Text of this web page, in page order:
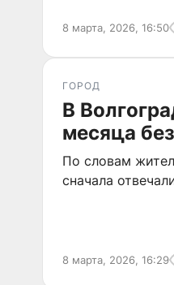
8 марта, 2026, 16:50
ГОРОД
В
месяца
По словам
сначала
8 марта, 2026, 16:29